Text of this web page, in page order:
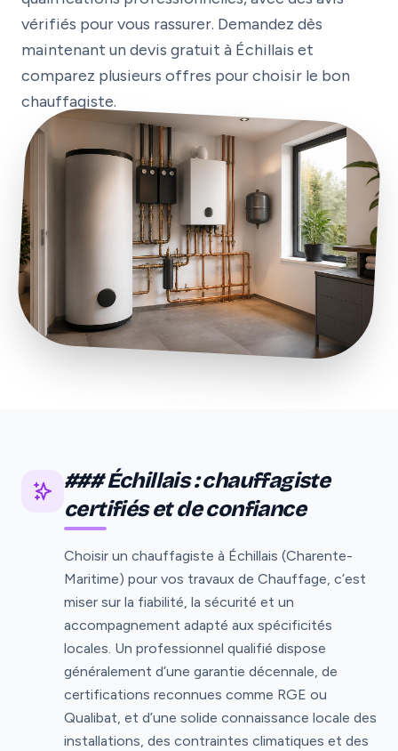
vérifiés pour vous rassurer. Demandez dès
maintenant un devis gratuit à Échillais et
comparez plusieurs offres pour choisir le bon
chauffagiste.
### Échillais : chauffagiste
certifiés et de confiance
Choisir un chauffagiste à Échillais (Charente-
Maritime) pour vos travaux de Chauffage, c’est
miser sur la fiabilité, la sécurité et un
accompagnement adapté aux spécificités
locales. Un professionnel qualifié dispose
généralement d’une garantie décennale, de
certifications reconnues comme RGE ou
Qualibat, et d’une solide connaissance locale des
installations, des contraintes climatiques et des